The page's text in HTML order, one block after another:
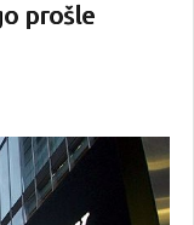
prošle